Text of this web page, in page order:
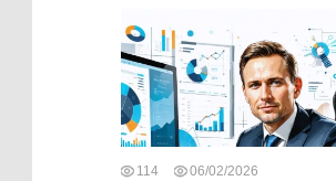
114 06/02/2026